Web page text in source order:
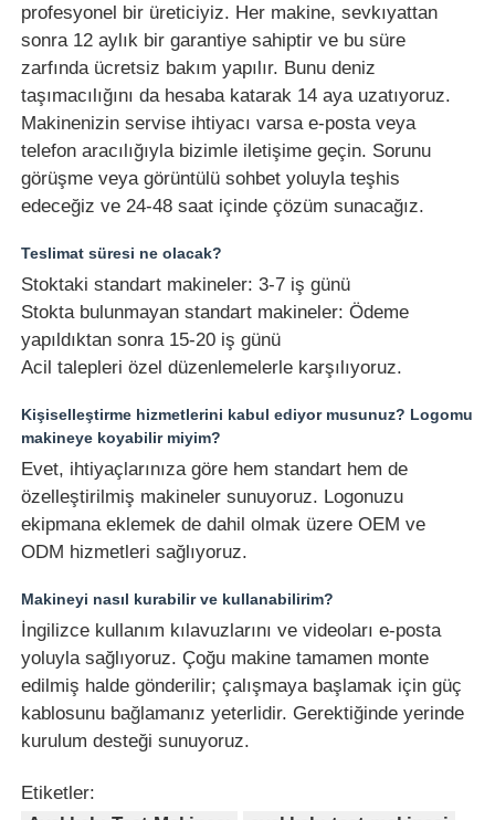
profesyonel bir üreticiyiz. Her makine, sevkıyattan
sonra 12 aylık bir garantiye sahiptir ve bu süre
zarfında ücretsiz bakım yapılır. Bunu deniz
taşımacılığını da hesaba katarak 14 aya uzatıyoruz.
Makinenizin servise ihtiyacı varsa e-posta veya
telefon aracılığıyla bizimle iletişime geçin. Sorunu
görüşme veya görüntülü sohbet yoluyla teşhis
edeceğiz ve 24-48 saat içinde çözüm sunacağız.
Teslimat süresi ne olacak?
Stoktaki standart makineler: 3-7 iş günü
Stokta bulunmayan standart makineler: Ödeme
yapıldıktan sonra 15-20 iş günü
Acil talepleri özel düzenlemelerle karşılıyoruz.
Kişiselleştirme hizmetlerini kabul ediyor musunuz? Logomu
makineye koyabilir miyim?
Evet, ihtiyaçlarınıza göre hem standart hem de
özelleştirilmiş makineler sunuyoruz. Logonuzu
ekipmana eklemek de dahil olmak üzere OEM ve
ODM hizmetleri sağlıyoruz.
Makineyi nasıl kurabilir ve kullanabilirim?
İngilizce kullanım kılavuzlarını ve videoları e-posta
yoluyla sağlıyoruz. Çoğu makine tamamen monte
edilmiş halde gönderilir; çalışmaya başlamak için güç
kablosunu bağlamanız yeterlidir. Gerektiğinde yerinde
kurulum desteği sunuyoruz.
Etiketler: